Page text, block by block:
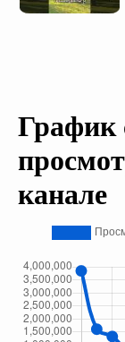
График
канале